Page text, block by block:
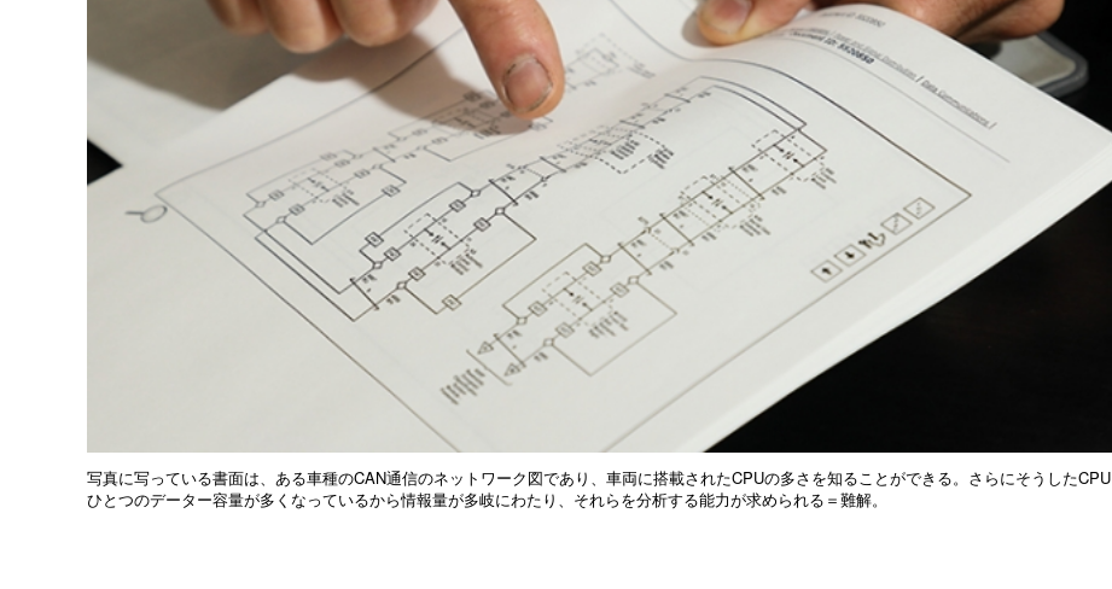
写真に写っている書面は、ある車種のCAN通信のネットワーク図であり、車両に搭載されたCPUの多さを知ることができる。さらにそうしたCPU
ひとつのデーター容量が多くなっているから情報量が多岐にわたり、それらを分析する能力が求められる＝難解。